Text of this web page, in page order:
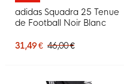
adidas Squadra 25 Tenue
de Football Noir Blanc
31,49 € 46,00 €